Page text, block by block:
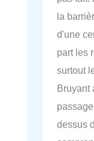
la
d'une
part les
surtout
Bruyant
dessus